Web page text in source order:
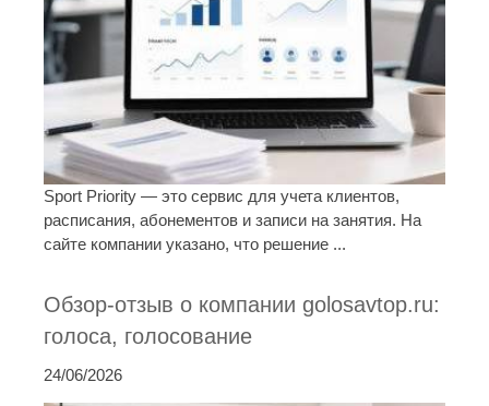
Sport Priority — это сервис для учета клиентов,
расписания, абонементов и записи на занятия. На
сайте компании указано, что решение ...
Обзор-отзыв о компании golosavtop.ru:
голоса, голосование
24/06/2026